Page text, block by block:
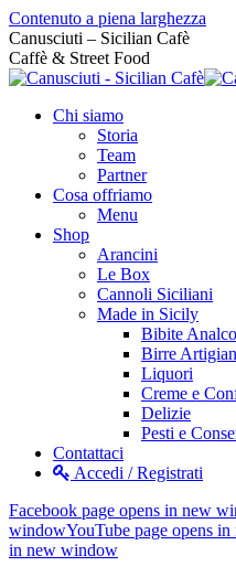
Contenuto a piena larghezza
Canusciuti – Sicilian Cafè
Caffè & Street Food
Chi siamo
Storia
Team
Partner
Cosa offriamo
Menu
Shop
Arancini
Le Box
Cannoli Siciliani
Made in Sicily
Bibite
Birre
Liquori
Creme e
Delizie
Pesti e
Contattaci
Accedi / Registrati
Facebook page opens in new
windowYouTube page opens
in new window